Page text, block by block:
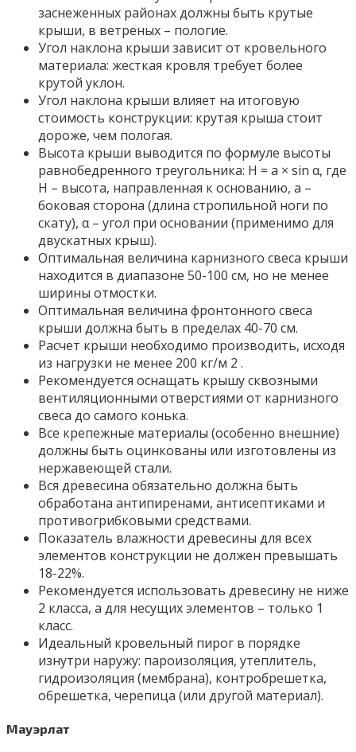
заснеженных районах должны быть крутые
крыши, в ветреных – пологие.
Угол наклона крыши зависит от кровельного
материала: жесткая кровля требует более
крутой уклон.
Угол наклона крыши влияет на итоговую
стоимость конструкции: крутая крыша стоит
дороже, чем пологая.
Высота крыши выводится по формуле высоты
равнобедренного треугольника: Н = а × sin α, где
Н – высота, направленная к основанию, а –
боковая сторона (длина стропильной ноги по
скату), α – угол при основании (применимо для
двускатных крыш).
Оптимальная величина карнизного свеса крыши
находится в диапазоне 50-100 см, но не менее
ширины отмостки.
Оптимальная величина фронтонного свеса
крыши должна быть в пределах 40-70 см.
Расчет крыши необходимо производить, исходя
из нагрузки не менее 200 кг/м 2 .
Рекомендуется оснащать крышу сквозными
вентиляционными отверстиями от карнизного
свеса до самого конька.
Все крепежные материалы (особенно внешние)
должны быть оцинкованы или изготовлены из
нержавеющей стали.
Вся древесина обязательно должна быть
обработана антипиренами, антисептиками и
противогрибковыми средствами.
Показатель влажности древесины для всех
элементов конструкции не должен превышать
18-22%.
Рекомендуется использовать древесину не ниже
2 класса, а для несущих элементов – только 1
класс.
Идеальный кровельный пирог в порядке
изнутри наружу: пароизоляция, утеплитель,
гидроизоляция (мембрана), контробрешетка,
обрешетка, черепица (или другой материал).
Мауэрлат